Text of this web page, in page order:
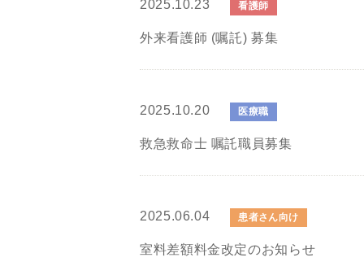
2025.10.23 看護師
外来看護師 (嘱託) 募集
2025.10.20 医療職
救急救命士 嘱託職員募集
2025.06.04 患者さん向け
室料差額料金改定のお知らせ